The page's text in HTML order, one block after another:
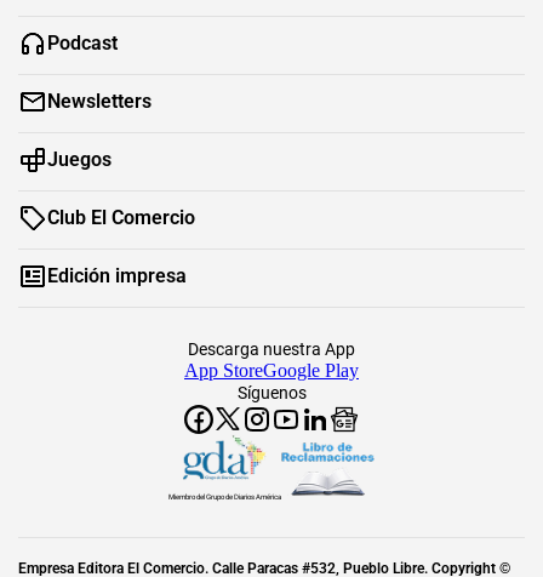
Podcast
Newsletters
Juegos
Club El Comercio
Edición impresa
Síguenos
Descarga nuestra App
App StoreGoogle Play
Miembro del Grupo de Diarios América
Empresa Editora El Comercio. Calle Paracas #532, Pueblo Libre. Copyright ©